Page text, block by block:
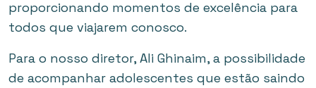
proporcionando momentos de excelência para
todos que viajarem conosco.
Para o nosso diretor, Ali Ghinaim, a possibilidade
de acompanhar adolescentes que estão saindo